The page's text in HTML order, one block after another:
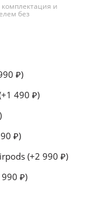
и
без
₽)
1 490 ₽)
)
₽)
(+2 990 ₽)
990 ₽)